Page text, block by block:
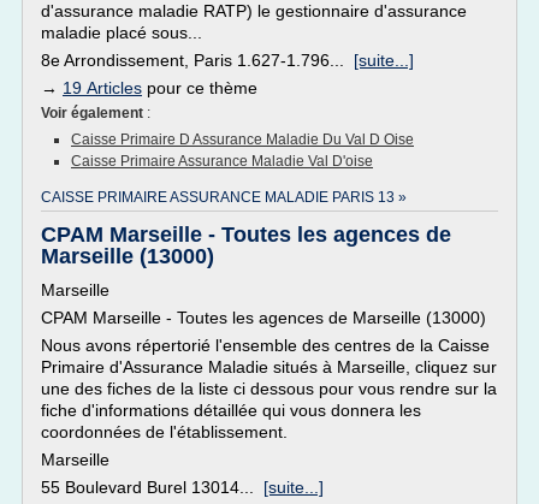
d'assurance maladie RATP) le gestionnaire d'assurance
maladie placé sous...
8e Arrondissement, Paris 1.627-1.796... [suite...]
→ 19 Articles pour ce thème
Voir également :
Caisse Primaire D Assurance Maladie Du Val D Oise
Caisse Primaire Assurance Maladie Val D'oise
CAISSE PRIMAIRE ASSURANCE MALADIE PARIS 13 »
CPAM Marseille - Toutes les agences de
Marseille (13000)
Marseille
CPAM Marseille - Toutes les agences de Marseille (13000)
Nous avons répertorié l'ensemble des centres de la Caisse
Primaire d'Assurance Maladie situés à Marseille, cliquez sur
une des fiches de la liste ci dessous pour vous rendre sur la
fiche d'informations détaillée qui vous donnera les
coordonnées de l'établissement.
Marseille
55 Boulevard Burel 13014... [suite...]